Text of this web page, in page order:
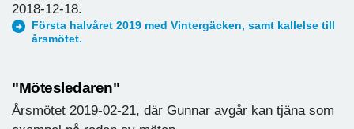
2018-12-18.
Första halvåret 2019 med Vintergäcken, samt kallelse till
årsmötet.
"Mötesledaren"
Årsmötet 2019-02-21, där Gunnar avgår kan tjäna som